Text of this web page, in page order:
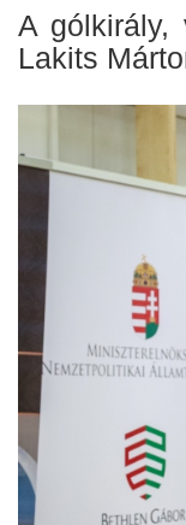
A gólkirály,
Lakits